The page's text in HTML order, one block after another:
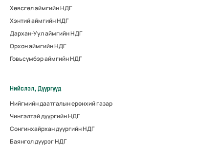
Хөвсгөл аймгийн НДГ
Хэнтий аймгийн НДГ
Дархан-Уул аймгийн НДГ
Орхон аймгийн НДГ
Говьсүмбэр аймгийн НДГ
Нийслэл, Дүүргүүд
Нийгмийн даатгалын ерөнхий газар
Чингэлтэй дүүргийн НДГ
Сонгинхайрхан дүүргийн НДГ
Баянгол дүүрэг НДГ